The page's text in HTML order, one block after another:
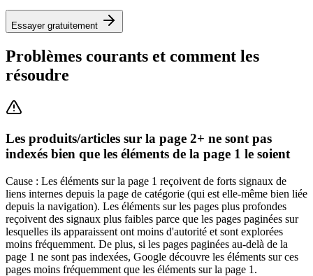
Essayer gratuitement
Problèmes courants et comment les
résoudre
Les produits/articles sur la page 2+ ne sont pas
indexés bien que les éléments de la page 1 le soient
Cause : Les éléments sur la page 1 reçoivent de forts signaux de
liens internes depuis la page de catégorie (qui est elle-même bien liée
depuis la navigation). Les éléments sur les pages plus profondes
reçoivent des signaux plus faibles parce que les pages paginées sur
lesquelles ils apparaissent ont moins d'autorité et sont explorées
moins fréquemment. De plus, si les pages paginées au-delà de la
page 1 ne sont pas indexées, Google découvre les éléments sur ces
pages moins fréquemment que les éléments sur la page 1.